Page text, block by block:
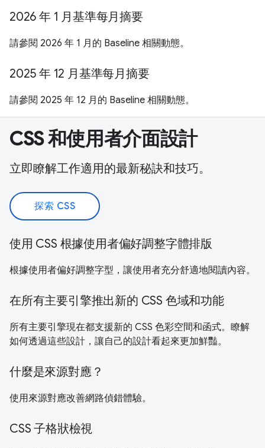
2026 年 1 月基準每月摘要
請參閱 2026 年 1 月的 Baseline 相關動態。
2025 年 12 月基準每月摘要
請參閱 2025 年 12 月的 Baseline 相關動態。
CSS 和使用者介面設計
立即瞭解工作適用的最新秘訣和技巧。
探索 CSS
使用 CSS 根據使用者偏好調整字體排版
根據使用者偏好調整字型，讓使用者充分舒適地閱讀內容。
在所有主要引擎推出新的 CSS 色域和功能
所有主要引擎現在都支援新的 CSS 色彩空間和函式。瞭解
如何透過這些設計，讓自己的設計看起來更加鮮豔。
什麼是來源對應？
使用來源對應改善網路偵錯體驗。
CSS 子格狀檢視